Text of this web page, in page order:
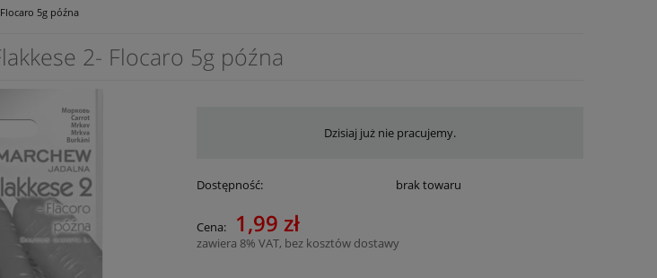
5g późna
2- Flocaro 5g późna
Dzisiaj już nie pracujemy.
Dostępność: brak towaru
Cena: 1,99 zł
zawiera 8% VAT, bez kosztów dostawy